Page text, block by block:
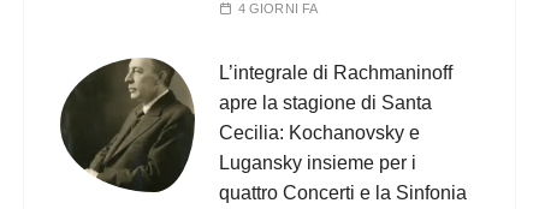
4 GIORNI FA
L’integrale di Rachmaninoff
apre la stagione di Santa
Cecilia: Kochanovsky e
Lugansky insieme per i
quattro Concerti e la Sinfonia